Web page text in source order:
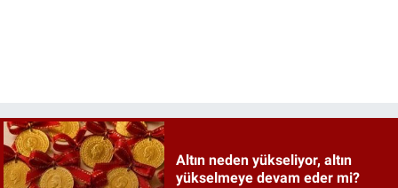
Altın neden yükseliyor, altın
yükselmeye devam eder mi?